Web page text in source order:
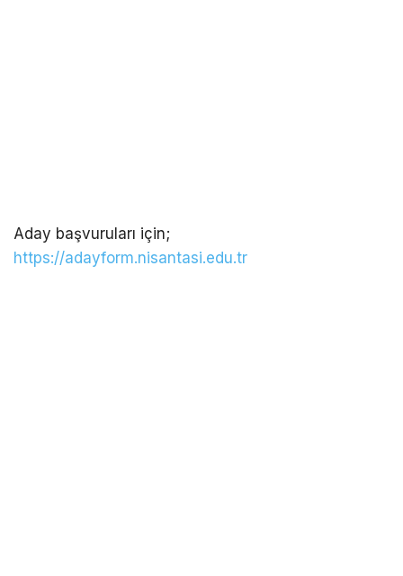
Aday başvuruları için;
https://adayform.nisantasi.edu.tr